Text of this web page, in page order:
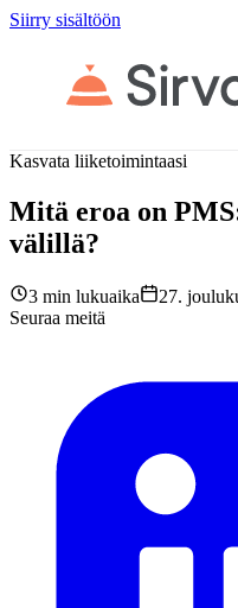
Siirry sisältöön
Kasvata liiketoimintaasi
Mitä eroa on
välillä?
3 min lukuaika
27.
Seuraa meitä